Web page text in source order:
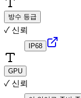
방수 등급
✓ 신뢰
IP68
GPU
✓ 신뢰